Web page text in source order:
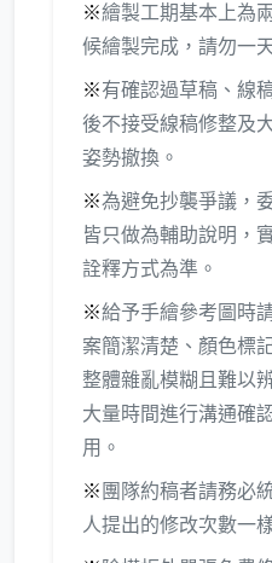
※繪製工期基本上為
候繪製完成，請勿一
※有確認過草稿、線
後不接受線稿修整及
姿勢撤換。
※為避免抄襲爭議，
皆只做為輔助說明，
詮釋方式為準。
※給予手繪參考圖時
案簡潔清楚、顏色標
整體雜亂模糊且難以
大量時間進行溝通確
用。
※ 團隊約稿者請務必
人提出的修改次數一